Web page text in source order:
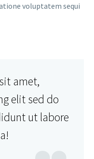
voluptatem sequi
amet,
elit sed do
ut labore